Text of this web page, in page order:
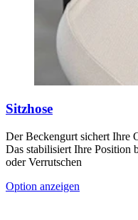
Sitzhose
Der Beckengurt sichert Ihre
Das stabilisiert Ihre Position
oder Verrutschen
Option anzeigen